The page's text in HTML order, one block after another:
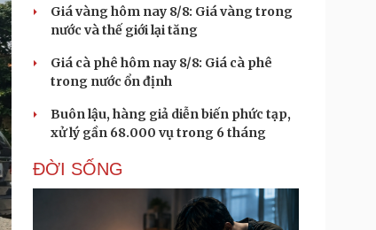
Giá vàng hôm nay 8/8: Giá vàng trong
nước và thế giới lại tăng
Giá cà phê hôm nay 8/8: Giá cà phê
trong nước ổn định
Buôn lậu, hàng giả diễn biến phức tạp,
xử lý gần 68.000 vụ trong 6 tháng
ĐỜI SỐNG